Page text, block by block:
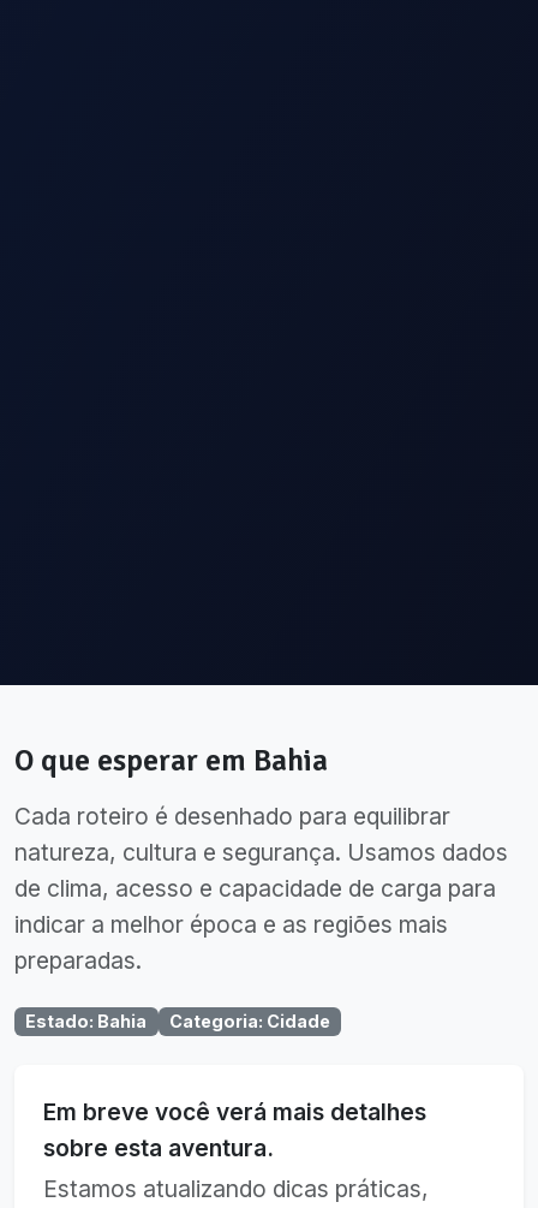
O que esperar em Bahia
Cada roteiro é desenhado para equilibrar
natureza, cultura e segurança. Usamos dados
de clima, acesso e capacidade de carga para
indicar a melhor época e as regiões mais
preparadas.
Estado: Bahia Categoria: Cidade
Em breve você verá mais detalhes
sobre esta aventura.
Estamos atualizando dicas práticas,